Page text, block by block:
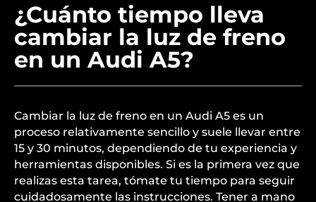
¿Cuánto tiempo lleva
cambiar la luz de freno
en un Audi A5?
Cambiar la luz de freno en un Audi A5 es un
proceso relativamente sencillo y suele llevar entre
15 y 30 minutos, dependiendo de tu experiencia y
herramientas disponibles. Si es la primera vez que
realizas esta tarea, tómate tu tiempo para seguir
cuidadosamente las instrucciones. Tener a mano